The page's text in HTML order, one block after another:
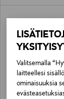
Valitsemalla
laitteellesi
ominaisuuksia